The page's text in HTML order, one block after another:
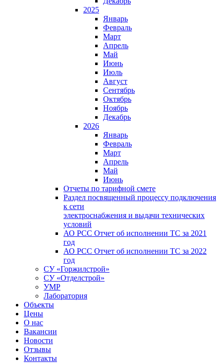
2025
Январь
Февраль
Март
Апрель
Май
Июнь
Июль
Август
Сентябрь
Октябрь
Ноябрь
Декабрь
2026
Январь
Февраль
Март
Апрель
Май
Июнь
Отчеты по тарифной смете
Раздел посвященный процессу подключения
к сети
электроснабжения и выдачи технических
условий
АО РСС Отчет об исполнении ТС за 2021
год
АО РСС Отчет об исполнении ТС за 2022
год
СУ «Горжилстрой»
СУ «Отделстрой»
УМР
Лаборатория
Объекты
Цены
О нас
Вакансии
Новости
Отзывы
Контакты